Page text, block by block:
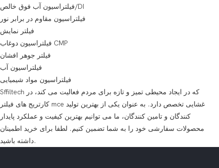
فیلتراسیون آب فوق خالص/DI
فیلتراسیون مقاوم در برابر نور
فیلتر نمایش
فیلتراسیون دوغاب CMP
فیلتر جوهر افشان
فیلتراسیون آب
فیلتراسیون مواد شیمیایی
Sffiltech که در ایجاد محیطی تمیز و تازه برای مردم فعالیت می کند، در
کارتریج های فیلتر mce غشایی تخصص دارد. به عنوان یکی از بهترین تولید
کنندگان و تامین کنندگان، ما می توانیم بهترین کیفیت و عملکرد پایدار
محصولات سفارشی خود را به شما تضمین کنیم. لطفا برای خرید اطمینان
داشته باشید.